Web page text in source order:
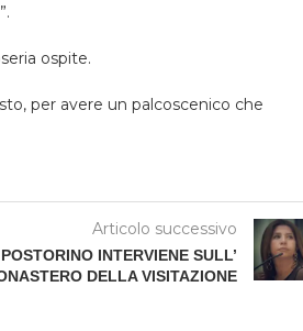
ospite.
per avere un palcoscenico che
Articolo successivo
INTERVIENE SULL’
DELLA VISITAZIONE